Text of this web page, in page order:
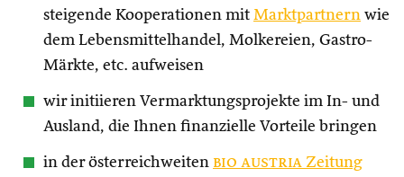
steigende Kooperationen mit Marktpartnern wie
dem Lebensmittelhandel, Molkereien, Gastro-
Märkte, etc. aufweisen
wir initiieren Vermarktungsprojekte im In- und
Ausland, die Ihnen finanzielle Vorteile bringen
in der österreichweiten bio austria Zeitung